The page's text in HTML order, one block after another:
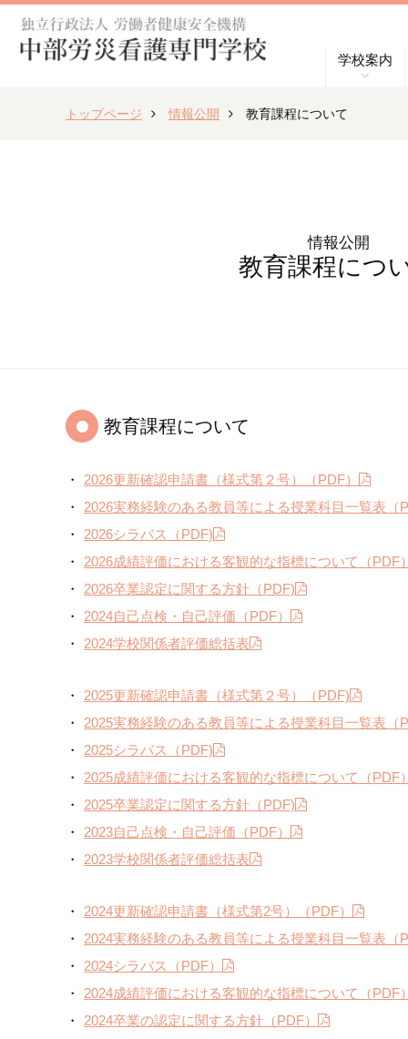
学校案内
トップページ 情報公開 教育課程について
情報公開
教育課程につ
教育課程について
2026更新確認申請書（様式第２号）（PDF）
2026実務経験のある教員等による授業科目一覧表（
2026シラバス（PDF)
2026成績評価における客観的な指標について（PDF）
2026卒業認定に関する方針（PDF)
2024自己点検・自己評価（PDF）
2024学校関係者評価総括表
2025更新確認申請書（様式第２号）（PDF)
2025実務経験のある教員等による授業科目一覧表（
2025シラバス（PDF)
2025成績評価における客観的な指標について（PDF）
2025卒業認定に関する方針（PDF)
2023自己点検・自己評価（PDF）
2023学校関係者評価総括表
2024更新確認申請書（様式第2号）（PDF）
2024実務経験のある教員等による授業科目一覧表（
2024シラバス（PDF）
2024成績評価における客観的な指標について（PDF）
2024卒業の認定に関する方針（PDF）